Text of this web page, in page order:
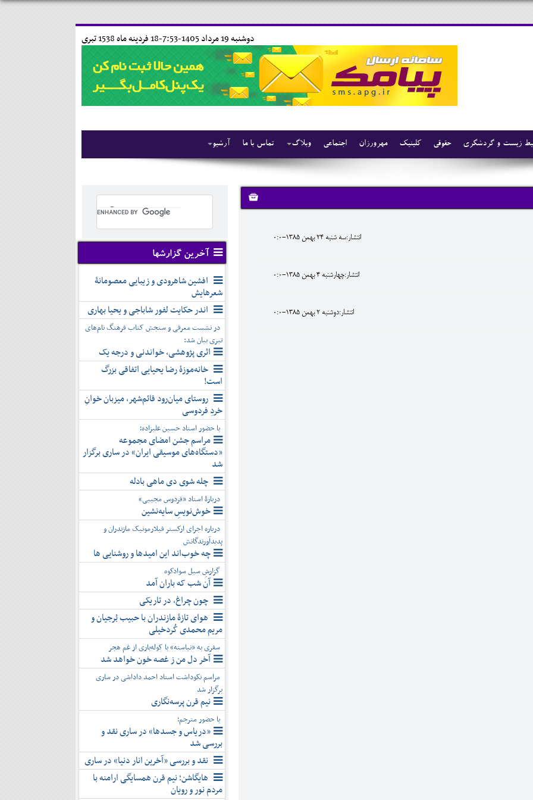
18 فردينه ماه 1538 تبری دوشنبه 19 مرداد 1405-7:53-
آرشیو تماس با ما وبلاگ اجتماعی مهرورزان کلینیک حقوقی زیست و گردشگری
انتشار:سه شنبه 24 بهمن 1385-0:0
انتشار:چهارشنبه 4 بهمن 1385-0:0
انتشار:دوشنبه 2 بهمن 1385-0:0
آخرین گزارشها
افشین شاهرودی و زیبایی معصومانۀ
شعرهایش
اندر حکایت لفور شاباجی و یحیا بهاری
در نشست معرفی و سنجش کتاب فرهنگ نام‌های
تبری بیان شد:
اثری پژوهشی، خواندنی و درجه یک
خانه‌موزۀ رضا یحیایی اتفاقی بزرگ
است!
روستای میان‌رود قائم‌شهر، میزبان خوانِ
خردِ فردوسی
با حضور استاد حسین علیزاده؛
مراسم جشن امضای مجموعه
«دستگاه‌های موسیقی ایران» در ساری برگزار
شد
چله شوی دی ماهی بادله
دربارۀ استاد «فردوس مجیبی»
خوش‌نویسِ سایه‌نشین
درباره اجرای ارکستر فیلارمونیک مازندران و
پدیدآورندگانش
چه خوب‌اند این امیدها و روشنایی ها
گزارشِ سیل سوادکوه
آن شب که باران آمد
چون چراغ، در تاریکی
هوای تازۀ مازندران با حبیب بُرجیان و
مریم محمدی کُردخیلی
سفری به «نیاسته» با کوله‌باری از غم هجر
آخر دل من ز غصه خون خواهد شد
مراسم نکوداشت استاد احمد داداشی در ساری
برگزار شد
نیم قرن پرسه‌نگاری
با حضور مترجم؛
«دریاس و جسدها» در ساری نقد و
بررسی شد
نقد و بررسی «آخرین انار دنیا» در ساری
هایگاشن؛ نیم قرن همسایگی ارامنه با
مردم نور و رویان